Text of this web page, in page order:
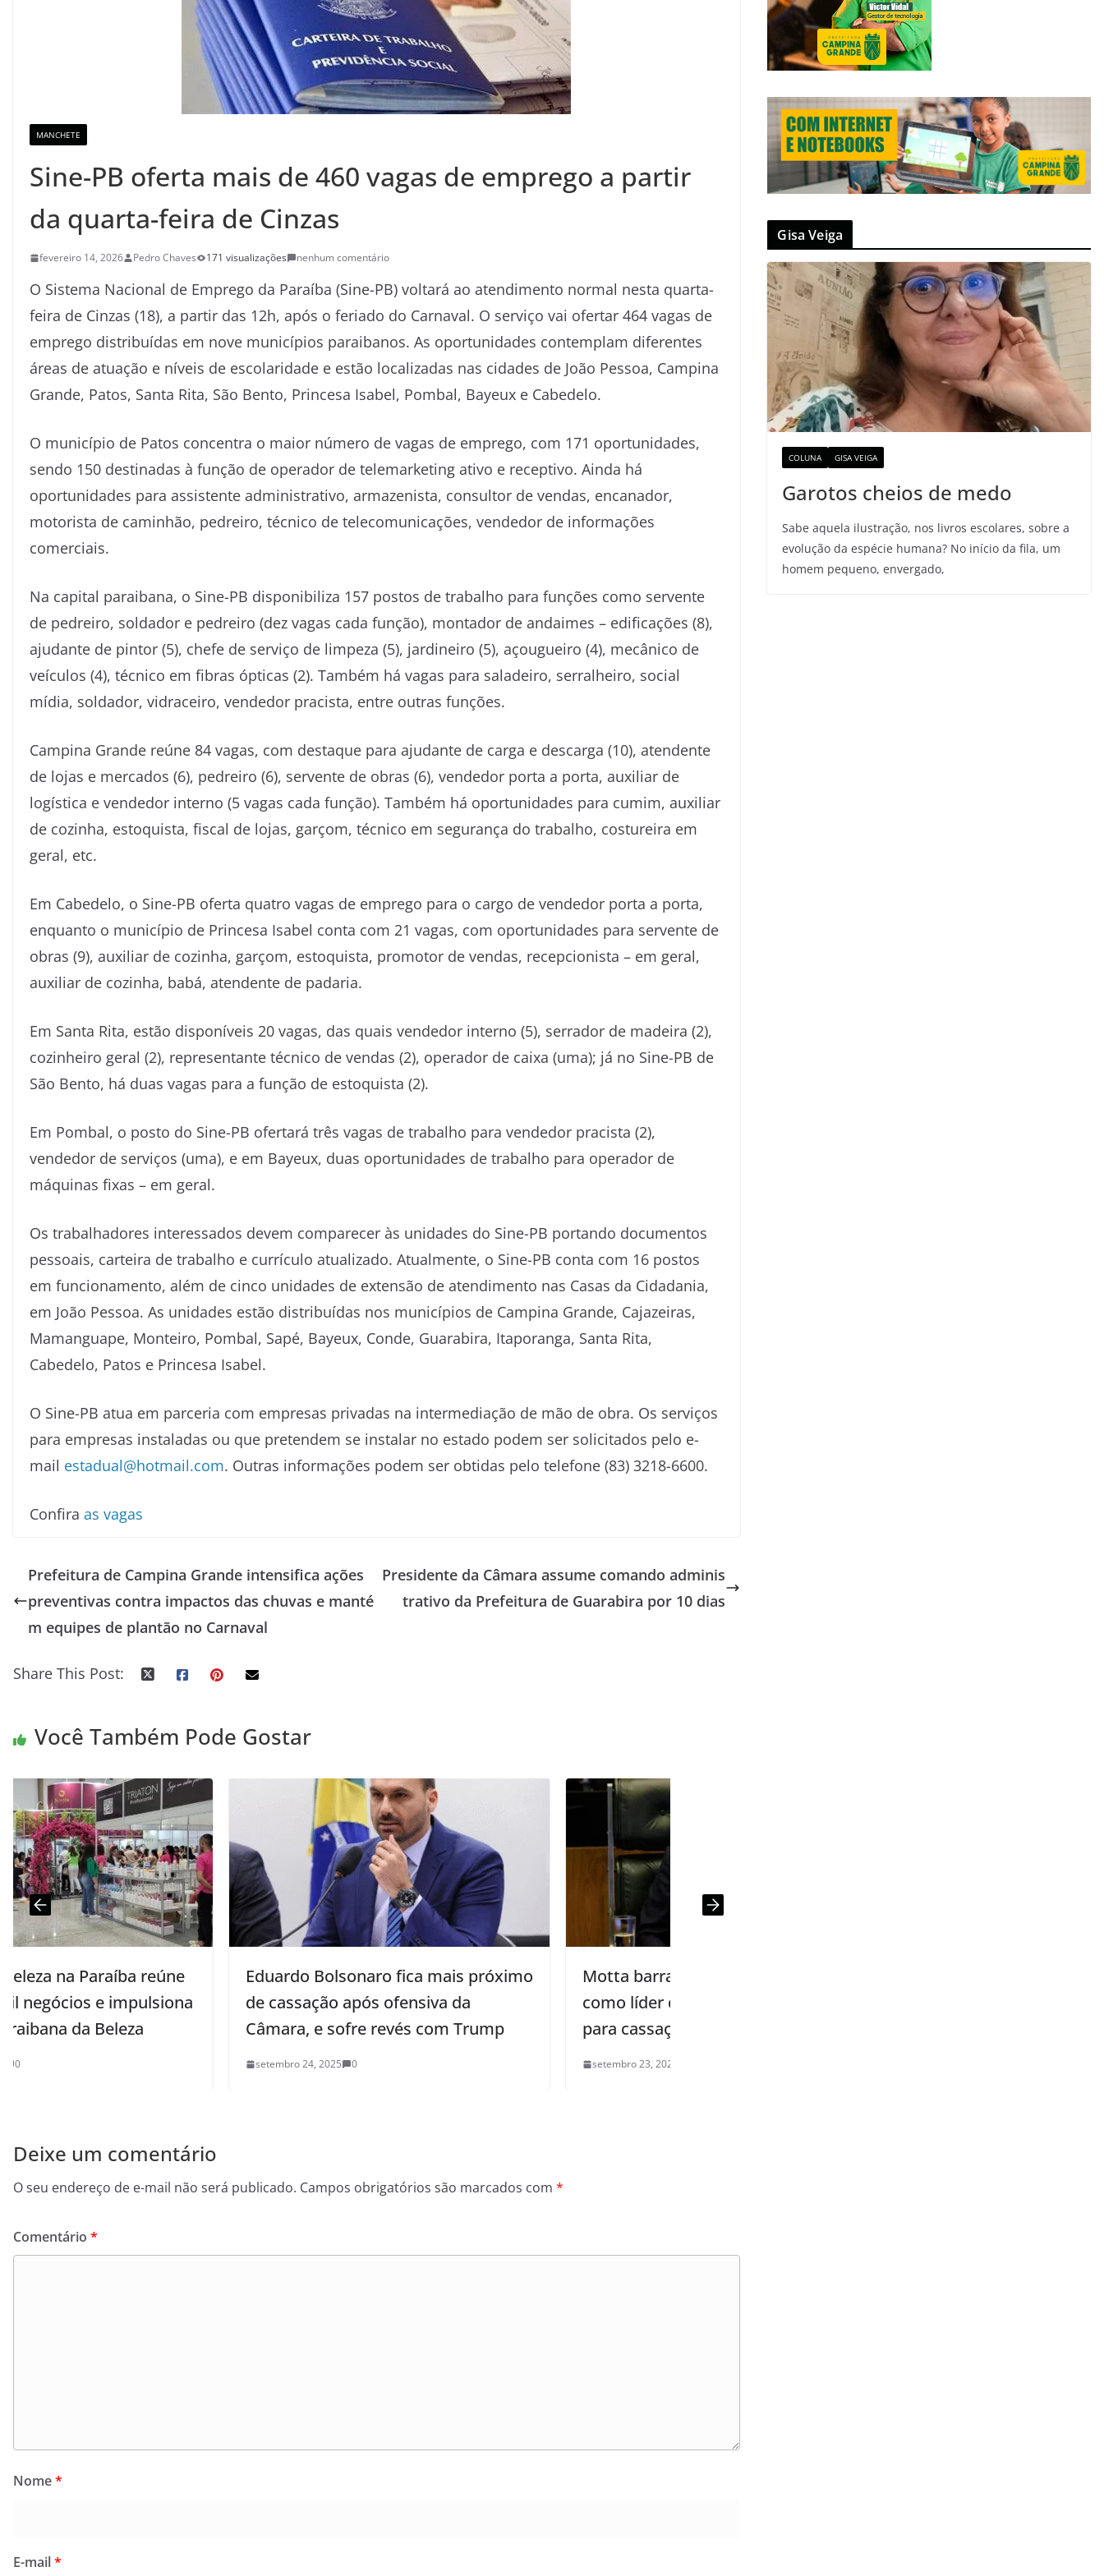
MANCHETE
Sine-PB oferta mais de 460 vagas de emprego a partir
da quarta-feira de Cinzas
fevereiro 14, 2026 Pedro Chaves 171 visualizações nenhum comentário
O Sistema Nacional de Emprego da Paraíba (Sine-PB) voltará ao atendimento normal nesta quarta-
feira de Cinzas (18), a partir das 12h, após o feriado do Carnaval. O serviço vai ofertar 464 vagas de
emprego distribuídas em nove municípios paraibanos. As oportunidades contemplam diferentes
áreas de atuação e níveis de escolaridade e estão localizadas nas cidades de João Pessoa, Campina
Grande, Patos, Santa Rita, São Bento, Princesa Isabel, Pombal, Bayeux e Cabedelo.
O município de Patos concentra o maior número de vagas de emprego, com 171 oportunidades,
sendo 150 destinadas à função de operador de telemarketing ativo e receptivo. Ainda há
oportunidades para assistente administrativo, armazenista, consultor de vendas, encanador,
motorista de caminhão, pedreiro, técnico de telecomunicações, vendedor de informações
comerciais.
Na capital paraibana, o Sine-PB disponibiliza 157 postos de trabalho para funções como servente
de pedreiro, soldador e pedreiro (dez vagas cada função), montador de andaimes – edificações (8),
ajudante de pintor (5), chefe de serviço de limpeza (5), jardineiro (5), açougueiro (4), mecânico de
veículos (4), técnico em fibras ópticas (2). Também há vagas para saladeiro, serralheiro, social
mídia, soldador, vidraceiro, vendedor pracista, entre outras funções.
Campina Grande reúne 84 vagas, com destaque para ajudante de carga e descarga (10), atendente
de lojas e mercados (6), pedreiro (6), servente de obras (6), vendedor porta a porta, auxiliar de
logística e vendedor interno (5 vagas cada função). Também há oportunidades para cumim, auxiliar
de cozinha, estoquista, fiscal de lojas, garçom, técnico em segurança do trabalho, costureira em
geral, etc.
Em Cabedelo, o Sine-PB oferta quatro vagas de emprego para o cargo de vendedor porta a porta,
enquanto o município de Princesa Isabel conta com 21 vagas, com oportunidades para servente de
obras (9), auxiliar de cozinha, garçom, estoquista, promotor de vendas, recepcionista – em geral,
auxiliar de cozinha, babá, atendente de padaria.
Em Santa Rita, estão disponíveis 20 vagas, das quais vendedor interno (5), serrador de madeira (2),
cozinheiro geral (2), representante técnico de vendas (2), operador de caixa (uma); já no Sine-PB de
São Bento, há duas vagas para a função de estoquista (2).
Em Pombal, o posto do Sine-PB ofertará três vagas de trabalho para vendedor pracista (2),
vendedor de serviços (uma), e em Bayeux, duas oportunidades de trabalho para operador de
máquinas fixas – em geral.
Os trabalhadores interessados devem comparecer às unidades do Sine-PB portando documentos
pessoais, carteira de trabalho e currículo atualizado. Atualmente, o Sine-PB conta com 16 postos
em funcionamento, além de cinco unidades de extensão de atendimento nas Casas da Cidadania,
em João Pessoa. As unidades estão distribuídas nos municípios de Campina Grande, Cajazeiras,
Mamanguape, Monteiro, Pombal, Sapé, Bayeux, Conde, Guarabira, Itaporanga, Santa Rita,
Cabedelo, Patos e Princesa Isabel.
O Sine-PB atua em parceria com empresas privadas na intermediação de mão de obra. Os serviços
para empresas instaladas ou que pretendem se instalar no estado podem ser solicitados pelo e-
mail estadual@hotmail.com. Outras informações podem ser obtidas pelo telefone (83) 3218-6600.
Confira as vagas
Prefeitura de Campina Grande intensifica ações
preventivas contra impactos das chuvas e manté
m equipes de plantão no Carnaval
Presidente da Câmara assume comando adminis
trativo da Prefeitura de Guarabira por 10 dias
Share This Post:
Você Também Pode Gostar
Eduardo Bolsonaro fica mais próximo
de cassação após ofensiva da
Câmara, e sofre revés com Trump
Motta barra Eduardo Bolsonaro
como líder da Minoria e abre espaço
para cassação por faltas
Deixe um comentário
O seu endereço de e-mail não será publicado. Campos obrigatórios são marcados com *
Comentário *
Nome*
E-mail*
Gisa Veiga
COLUNA GISA VEIGA
Garotos cheios de medo
Sabe aquela ilustração, nos livros escolares, sobre a
evolução da espécie humana? No início da fila, um
homem pequeno, envergado,